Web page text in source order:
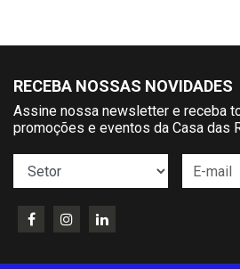
RECEBA NOSSAS NOVIDADES
Assine nossa newsletter e receba
promoções e eventos da Casa das